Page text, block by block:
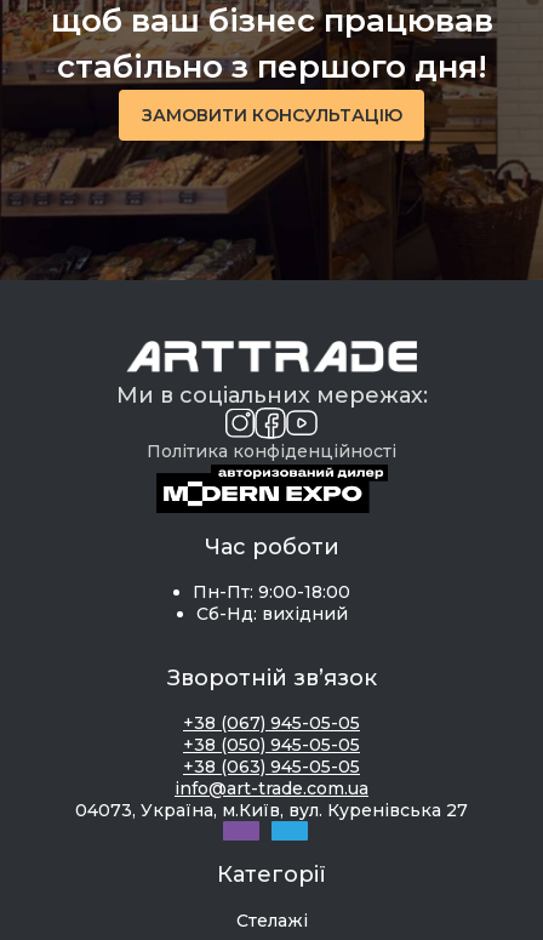
щоб ваш бізнес працював
стабільно з першого дня!
ЗАМОВИТИ КОНСУЛЬТАЦІЮ
Ми в соціальних мережах:
Політика конфіденційності
Час роботи
Пн-Пт: 9:00-18:00
Сб-Нд: вихідний
Зворотній зв’язок
+38 (067) 945-05-05
+38 (050) 945-05-05
+38 (063) 945-05-05
info@art-trade.com.ua
04073, Україна, м.Київ, вул. Куренівська 27
Категорії
Стелажі